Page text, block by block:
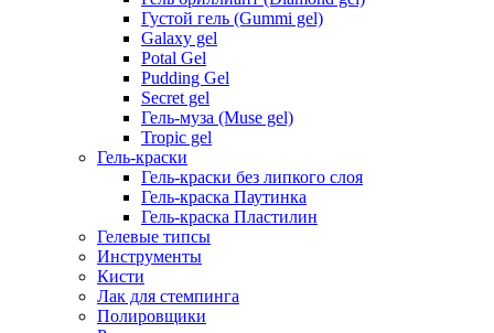
Густой гель (Gummi gel)
Galaxy gel
Potal Gel
Pudding Gel
Secret gel
Гель-муза (Muse gel)
Tropic gel
Гель-краски
Гель-краски без липкого слоя
Гель-краска Паутинка
Гель-краска Пластилин
Гелевые типсы
Инструменты
Кисти
Лак для стемпинга
Полировщики